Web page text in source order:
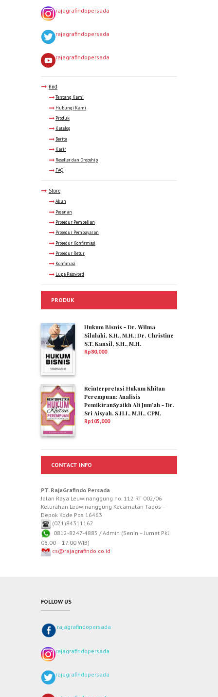
rajagrafindopersada
rajagrafindopersada
rajagrafindopersada
find
Tentang Kami
Hubungi Kami
Produk
Katalog
Berita
Karir
Reseller dan Dropship
FAQ
Store
Akun
Pesanan
Prosedur Pembelian
Prosedur Pembayaran
Prosedur Konfirmasi
Prosedur Retur
Konfimasi
Lupa Password
PRODUK
Hukum Bisnis - Dr. Wilma
Silalahi, S.H., M.H.; Dr. Christine
S.T. Kansil, S.H., M.H.
Rp80,000
Reinterpretasi Hukum Khitan
Perempuan: Analisis
PemikiranSyaikh Ali Jum’ah - Dr.
Sri Aisyah, S.H.I., M.H., CPM.
Rp105,000
CONTACT INFO
PT. RajaGrafindo Persada
Jalan Raya Leuwinanggung no. 112 RT 002/06
Kelurahan Leuwinanggung Kecamatan Tapos –
Depok Kode Pos 16463
(021)84311162
0812-8247-4885 / Admin (Senin – Jumat Pkl
08.00 – 17.00 WIB)
cs@rajagrafindo.co.id
FOLLOW US
rajagrafindopersada
rajagrafindopersada
rajagrafindopersada